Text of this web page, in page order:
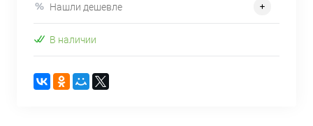
Нашли дешевле
В наличии